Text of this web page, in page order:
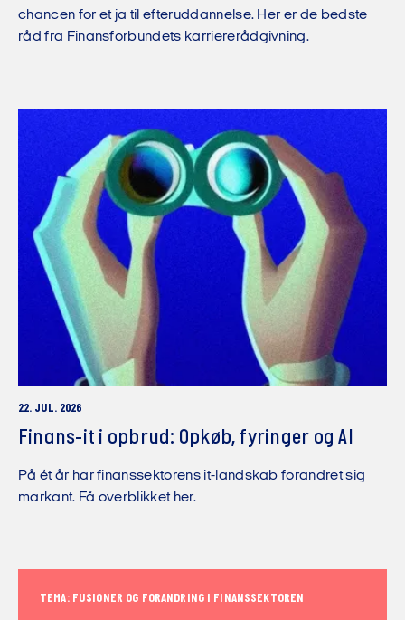
chancen for et ja til efteruddannelse. Her er de bedste
råd fra Finansforbundets karriererådgivning.
22. JUL. 2026
Finans-it i opbrud: Opkøb, fyringer og AI
På ét år har finanssektorens it-landskab forandret sig
markant. Få overblikket her.
TEMA: FUSIONER OG FORANDRING I FINANSSEKTOREN